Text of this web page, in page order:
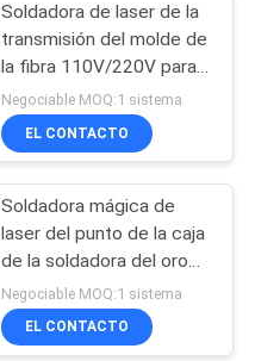
Soldadora de laser de la
transmisión del molde de
la fibra 110V/220V para
la reparación de la joyería
Negociable MOQ:1 sistema
EL CONTACTO
Soldadora mágica de
laser del punto de la caja
de la soldadora del oro
de Protable
Negociable MOQ:1 sistema
EL CONTACTO